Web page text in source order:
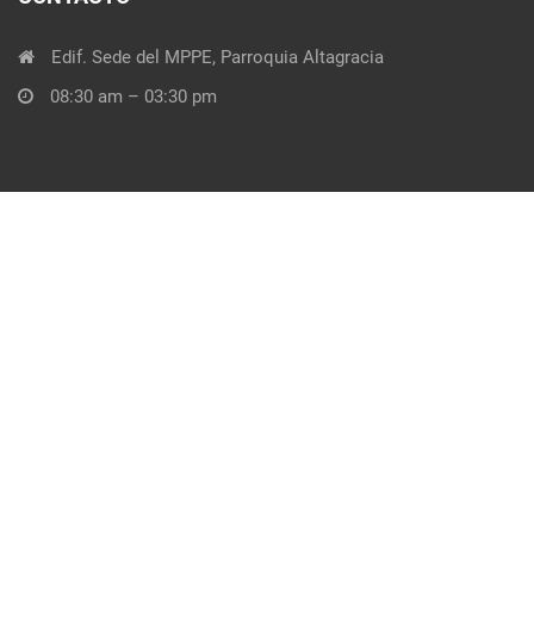
Edif. Sede del MPPE, Parroquia Altagracia
08:30 am – 03:30 pm